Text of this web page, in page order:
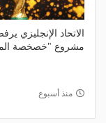
الاتحاد الإنجليزي
مشروع "خصخصة
منذ أسبوع